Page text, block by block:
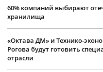
60% компаний выбирают
хранилища
«Октава ДМ» и Технико-
Рогова будут готовить
отрасли